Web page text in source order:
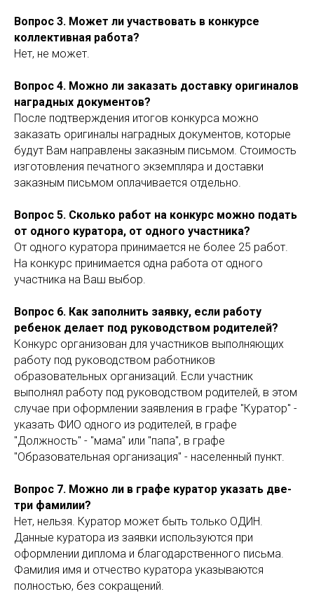
Вопрос 3. Может ли участвовать в конкурсе
коллективная работа?
Нет, не может.
Вопрос 4. Можно ли заказать доставку оригиналов
наградных документов?
После подтверждения итогов конкурса можно
заказать оригиналы наградных документов, которые
будут Вам направлены заказным письмом. Стоимость
изготовления печатного экземпляра и доставки
заказным письмом оплачивается отдельно.
Вопрос 5. Сколько работ на конкурс можно подать
от одного куратора, от одного участника?
От одного куратора принимается не более 25 работ.
На конкурс принимается одна работа от одного
участника на Ваш выбор.
Вопрос 6. Как заполнить заявку, если работу
ребенок делает под руководством родителей?
Конкурс организован для участников выполняющих
работу под руководством работников
образовательных организаций. Если участник
выполнял работу под руководством родителей, в этом
случае при оформлении заявления в графе "Куратор" -
указать ФИО одного из родителей, в графе
"Должность" - "мама" или "папа", в графе
"Образовательная организация" - населенный пункт.
Вопрос 7. Можно ли в графе куратор указать две-
три фамилии?
Нет, нельзя. Куратор может быть только ОДИН.
Данные куратора из заявки используются при
оформлении диплома и благодарственного письма.
Фамилия имя и отчество куратора указываются
полностью, без сокращений.